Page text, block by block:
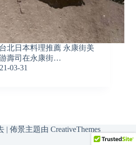
北日本料理推薦 永康街美
壽司在永康街…
03-31
| 佈景主題由 CreativeThemes